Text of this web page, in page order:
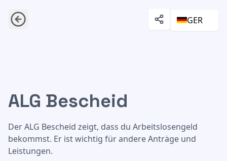
GER
ALG Bescheid
ALG Bescheid
Der ALG Bescheid zeigt, dass du Arbeitslosengeld
bekommst. Er ist wichtig für andere Anträge und
Leistungen.